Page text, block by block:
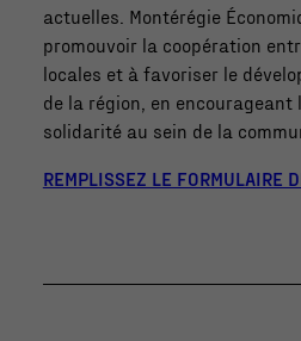
actuelles. Montérégie
promouvoir la coopération
locales et à favoriser le
de la région, en
solidarité au sein de la
REMPLISSEZ LE FORMULAIRE